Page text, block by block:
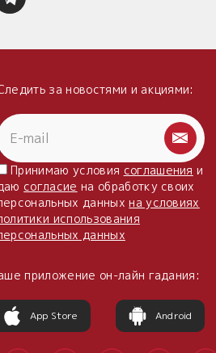
за новостями и акциями:
Принимаю условия соглашения и
согласие на обработку своих
данныхна условиях
использования
данных
приложение он-лайн гадания:
App Store Android